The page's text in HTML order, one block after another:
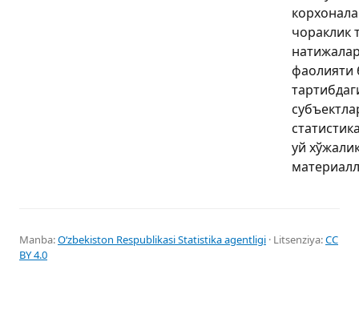
чораклик
фаолияти
уй
Manba:Oʻzbekiston Respublikasi Statistika agentligi · Litsenziya:CC
BY 4.0